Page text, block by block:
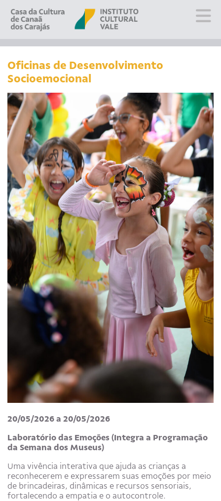
Sobre
Editais
Escola
Fale conosco
PT EN
Oficinas de Desenvolvimento
Socioemocional
20/05/2026 a 20/05/2026
Laboratório das Emoções (Integra a Programação
da Semana dos Museus)
Uma vivência interativa que ajuda as crianças a
reconhecerem e expressarem suas emoções por meio
de brincadeiras, dinâmicas e recursos sensoriais,
fortalecendo a empatia e o autocontrole.